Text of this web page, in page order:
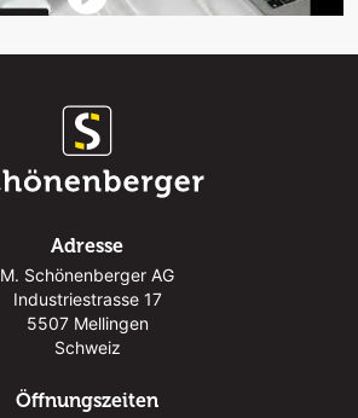
Adresse
M. Schönenberger AG
Industriestrasse 17
5507 Mellingen
Schweiz
Öffnungszeiten